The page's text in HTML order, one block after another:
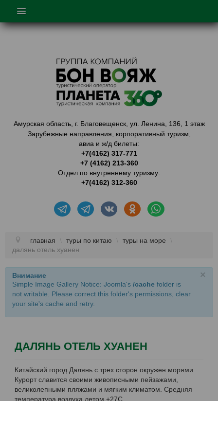
О НАС
ТУРЫ ПО КИТАЮ
ГОРЯЩИЕ ТУРЫ
ТУРЫ ПО АМУРСКОЙ ОБЛАСТИ
КОРПОРАТИВНОЕ ОБСЛУЖ.
Амурская область, г. Благовещенск, ул. Ленина, 136, 1 этаж
Зарубежные направления, корпоративный туризм,
авиа и ж/д билеты:
+7(4162) 317-771
+7 (4162) 213-360
Отдел по внутреннему туризму:
+7(4162) 312-360
главная \ туры по китаю \ туры на море
\
далянь отель хуанен
×
Внимание
Simple Image Gallery Notice: Joomla's /cache folder is
not writable. Please correct this folder's permissions, clear
your site's cache and retry.
ДАЛЯНЬ ОТЕЛЬ ХУАНЕН
Китайский город Далянь с трех сторон окружен морями.
Курорт славится своими живописными пейзажами,
великолепными пляжами и мягким климатом. Средняя
температура воздуха летом +27С.